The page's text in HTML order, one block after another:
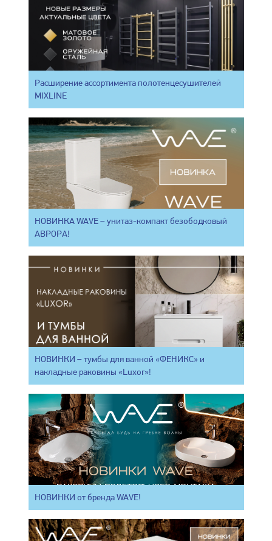
Расширение ассортимента полотенцесушителей
MIXLINE
НОВИНКА WAVE – унитаз-компакт безободковый
АВРОРА!
НОВИНКИ – тумбы для ванной «ФЕНИКС» и
накладные раковины «Luxor»!
НОВИНКИ от бренда WAVE!